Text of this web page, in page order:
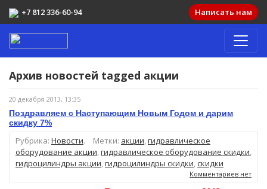
+7 812 336-60-94 Написать нам
Архив новостей tagged акции
20 декабря 2013, 13:35
Поздравляем с Наступающим Новым Годом и дарим
скидку 7%
Рубрика: Новости. Метки: акции,гидравлическое
оборудование акции,гидравлическое оборудование скидки,
гидроцилиндры акции,гидроцилиндры скидки,скидки
Комментариев нет